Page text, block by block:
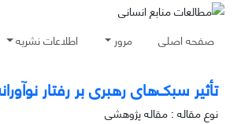
صفحه اصلی مرور اطلاعات نشریه
تأثیر سبک‌های رهبری بر رفتار
نوع مقاله : مقاله پژوهشی